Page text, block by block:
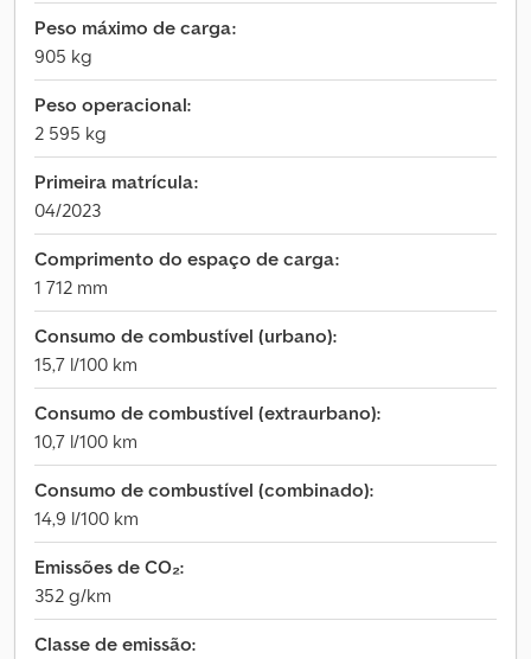
Peso máximo de carga:
905 kg
Peso operacional:
2 595 kg
Primeira matrícula:
04/2023
Comprimento do espaço de carga:
1 712 mm
Consumo de combustível (urbano):
15,7 l/100 km
Consumo de combustível (extraurbano):
10,7 l/100 km
Consumo de combustível (combinado):
14,9 l/100 km
Emissões de CO₂:
352 g/km
Classe de emissão: